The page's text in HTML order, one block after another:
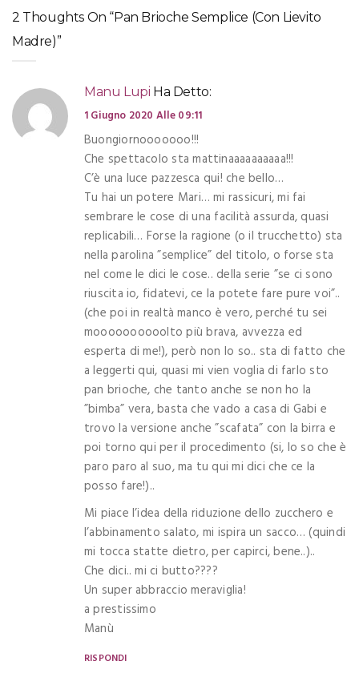
2 Thoughts On “Pan Brioche Semplice (con Lievito
Madre)”
Manu Lupi Ha Detto:
1 Giugno 2020 Alle 09:11
Buongiornooooooo!!!
Che spettacolo sta mattinaaaaaaaaaa!!!
C’è una luce pazzesca qui! che bello…
Tu hai un potere Mari… mi rassicuri, mi fai
sembrare le cose di una facilità assurda, quasi
replicabili… Forse la ragione (o il trucchetto) sta
nella parolina ”semplice” del titolo, o forse sta
nel come le dici le cose.. della serie ”se ci sono
riuscita io, fidatevi, ce la potete fare pure voi”..
(che poi in realtà manco è vero, perché tu sei
moooooooooolto più brava, avvezza ed
esperta di me!), però non lo so.. sta di fatto che
a leggerti qui, quasi mi vien voglia di farlo sto
pan brioche, che tanto anche se non ho la
”bimba” vera, basta che vado a casa di Gabi e
trovo la versione anche ”scafata” con la birra e
poi torno qui per il procedimento (si, lo so che è
paro paro al suo, ma tu qui mi dici che ce la
posso fare!)..
Mi piace l’idea della riduzione dello zucchero e
l’abbinamento salato, mi ispira un sacco… (quindi
mi tocca statte dietro, per capirci, bene..)..
Che dici.. mi ci butto????
Un super abbraccio meraviglia!
a prestissimo
Manù
RISPONDI